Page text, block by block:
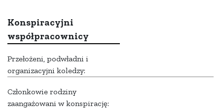
Konspiracyjni
współpracownicy
Przełożeni, podwładni i
organizacyjni koledzy:
Członkowie rodziny
zaangażowani w konspirację: